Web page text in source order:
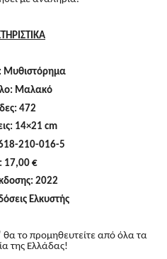
Μυθιστόρημα
Μαλακό
472
14×21 cm
210-016-5
17,00 €
2022
Ελκυστής
θα το προμηθευτείτε από όλα τα
της Ελλάδας!